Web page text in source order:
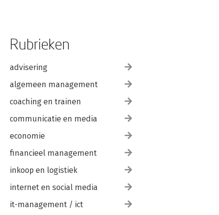
Rubrieken
advisering
algemeen management
coaching en trainen
communicatie en media
economie
financieel management
inkoop en logistiek
internet en social media
it-management / ict